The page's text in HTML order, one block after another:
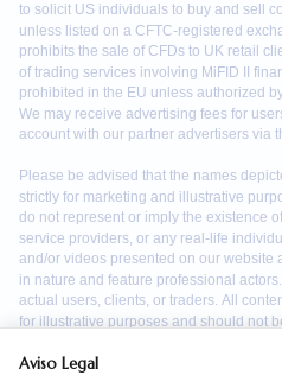
Aviso Legal